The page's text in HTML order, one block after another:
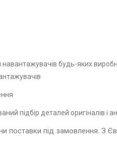
будь-яких
підбір деталей оригіналів і
поставки під замовлення. З